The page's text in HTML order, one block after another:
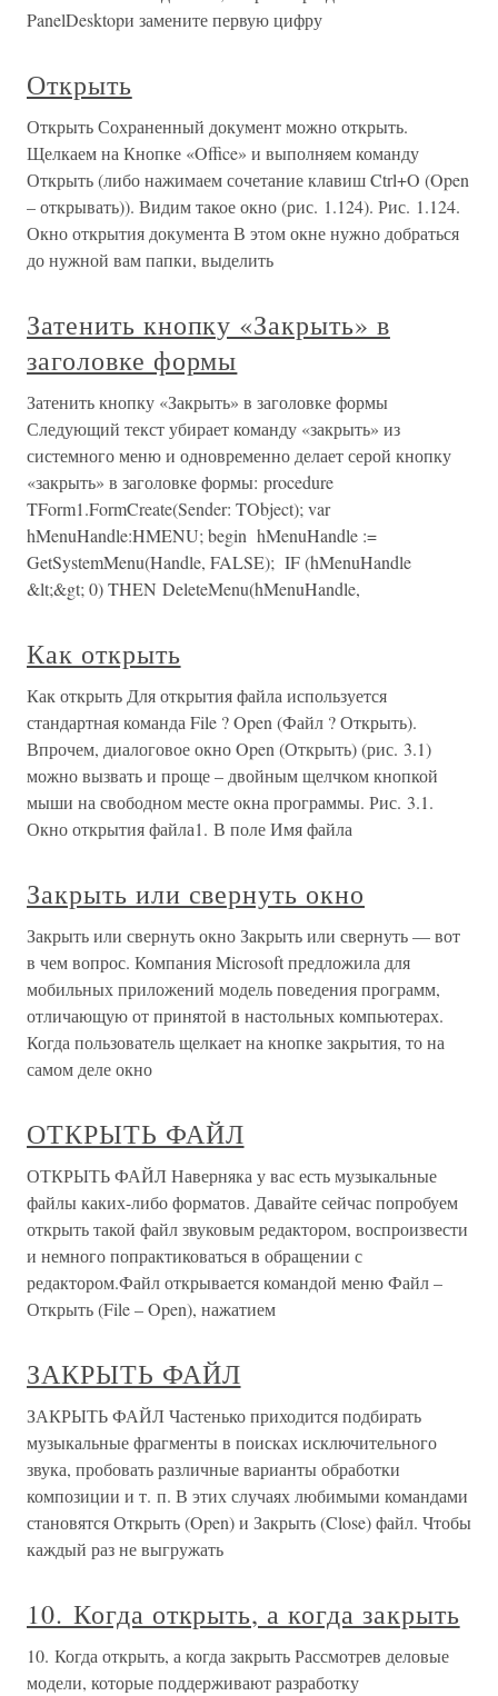
PanelDesktopи замените первую цифру
Открыть
Открыть Сохраненный документ можно открыть.
Щелкаем на Кнопке «Office» и выполняем команду
Открыть (либо нажимаем сочетание клавиш Ctrl+O (Open
– открывать)). Видим такое окно (рис. 1.124). Рис. 1.124.
Окно открытия документа В этом окне нужно добраться
до нужной вам папки, выделить
Затенить кнопку «Закрыть» в
заголовке формы
Затенить кнопку «Закрыть» в заголовке формы
Следующий текст убирает команду «закрыть» из
системного меню и одновременно делает серой кнопку
«закрыть» в заголовке формы: procedure
TForm1.FormCreate(Sender: TObject); var
hMenuHandle:HMENU; begin hMenuHandle :=
GetSystemMenu(Handle, FALSE); IF (hMenuHandle
&lt;&gt; 0) THEN DeleteMenu(hMenuHandle,
Как открыть
Как открыть Для открытия файла используется
стандартная команда File ? Open (Файл ? Открыть).
Впрочем, диалоговое окно Open (Открыть) (рис. 3.1)
можно вызвать и проще – двойным щелчком кнопкой
мыши на свободном месте окна программы. Рис. 3.1.
Окно открытия файла1. В поле Имя файла
Закрыть или свернуть окно
Закрыть или свернуть окно Закрыть или свернуть — вот
в чем вопрос. Компания Microsoft предложила для
мобильных приложений модель поведения программ,
отличающую от принятой в настольных компьютерах.
Когда пользователь щелкает на кнопке закрытия, то на
самом деле окно
ОТКРЫТЬ ФАЙЛ
ОТКРЫТЬ ФАЙЛ Наверняка у вас есть музыкальные
файлы каких-либо форматов. Давайте сейчас попробуем
открыть такой файл звуковым редактором, воспроизвести
и немного попрактиковаться в обращении с
редактором.Файл открывается командой меню Файл –
Открыть (File – Open), нажатием
ЗАКРЫТЬ ФАЙЛ
ЗАКРЫТЬ ФАЙЛ Частенько приходится подбирать
музыкальные фрагменты в поисках исключительного
звука, пробовать различные варианты обработки
композиции и т. п. В этих случаях любимыми командами
становятся Открыть (Open) и Закрыть (Close) файл. Чтобы
каждый раз не выгружать
10. Когда открыть, а когда закрыть
10. Когда открыть, а когда закрыть Рассмотрев деловые
модели, которые поддерживают разработку